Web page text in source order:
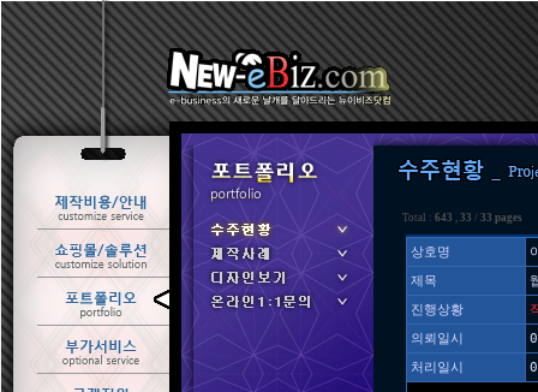
Total : 643 , 33 / 33 pages
상호명
제목
진행상황
의뢰일시
처리일시
ㆍ 수주현황
ㆍ 제작사례